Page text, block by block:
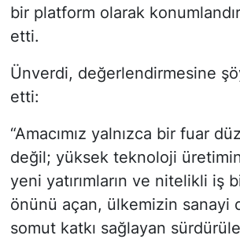
bir platform olarak
etti.
Ünverdi, değerlendirmesine
etti:
“Amacımız yalnızca bir fuar
değil; yüksek teknoloji
yeni yatırımların ve nitelikli iş
önünü açan, ülkemizin sanayi
somut katkı sağlayan